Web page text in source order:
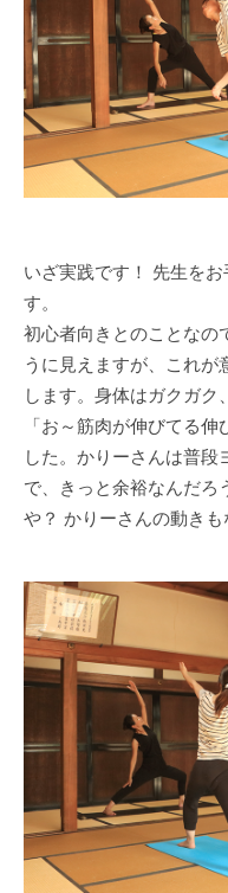
いざ実践です！ 先生を
す。
初心者向きとのことなの
うに見えますが、これが
します。身体はガクガク
「お～筋肉が伸びてる
した。かりーさんは普
で、きっと余裕なんだろ
や？ かりーさんの動きも